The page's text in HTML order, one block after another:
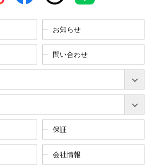
お知らせ
問い合わせ
保証
会社情報